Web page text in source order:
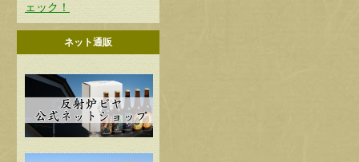
ェック！
ネット通販